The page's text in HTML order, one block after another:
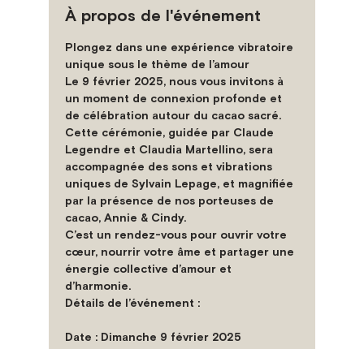
À propos de l'événement
Plongez dans une expérience vibratoire
unique sous le thème de l’amour
Le 9 février 2025, nous vous invitons à
un moment de connexion profonde et
de célébration autour du cacao sacré.
Cette cérémonie, guidée par Claude
Legendre et Claudia Martellino, sera
accompagnée des sons et vibrations
uniques de Sylvain Lepage, et magnifiée
par la présence de nos porteuses de
cacao, Annie & Cindy.
C’est un rendez-vous pour ouvrir votre
cœur, nourrir votre âme et partager une
énergie collective d’amour et
d’harmonie.
Détails de l’événement :
Date : Dimanche 9 février 2025